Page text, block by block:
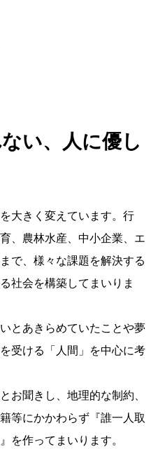
い、人に優し
大きく変えています。行
、農林水産、中小企業、エ
で、様々な課題を解決する
社会を構築してまいりま
とあきらめていたことや夢
受ける「人間」を中心に考
お聞きし、地理的な制約、
等にかかわらず『誰一人取
を作ってまいります。